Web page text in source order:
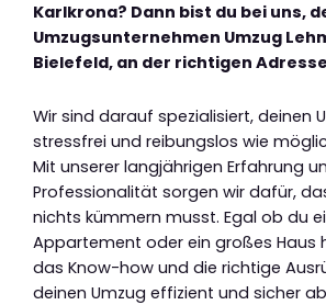
Karlkrona? Dann bist du bei uns,
Umzugsunternehmen Umzug
Bielefeld, an der richtigen
Wir sind darauf spezialisiert, deinen
stressfrei und reibungslos wie
Mit unserer langjährigen Erfahrung
Professionalität sorgen wir dafür,
nichts kümmern musst. Egal ob du
Appartement oder ein großes Haus
das Know-how und die richtige
deinen Umzug effizient und sicher